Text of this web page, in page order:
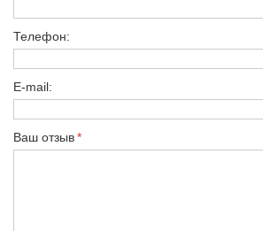
Телефон:
E-mail:
Ваш отзыв